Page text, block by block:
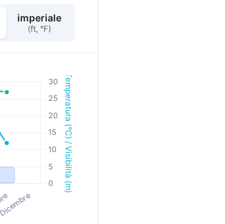
imperiale
(ft, °F)